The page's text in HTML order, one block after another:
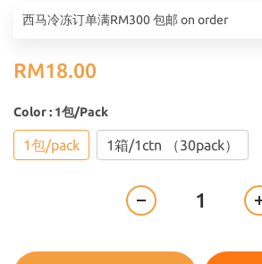
西马冷冻订单满RM300 包邮 on order
RM18.00
Color: 1包/pack
1包/pack 1箱/1ctn （30pack）